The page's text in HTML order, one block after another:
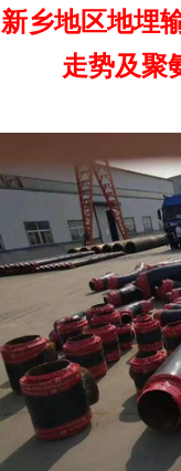
新乡地区地埋
走势及聚